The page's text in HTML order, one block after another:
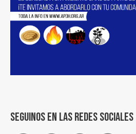
Seguinos en las redes sociales